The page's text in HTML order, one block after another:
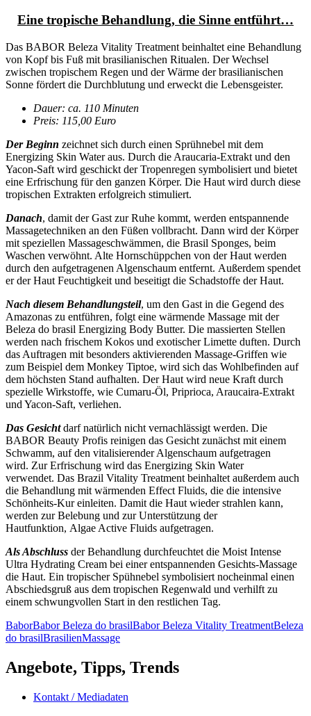
Eine tropische Behandlung, die Sinne entführt…
Das BABOR Beleza Vitality Treatment beinhaltet eine Behandlung
von Kopf bis Fuß mit brasilianischen Ritualen. Der Wechsel
zwischen tropischem Regen und der Wärme der brasilianischen
Sonne fördert die Durchblutung und erweckt die Lebensgeister.
Dauer: ca. 110 Minuten
Preis: 115,00 Euro
Der Beginn zeichnet sich durch einen Sprühnebel mit dem
Energizing Skin Water aus. Durch die Araucaria-Extrakt und den
Yacon-Saft wird geschickt der Tropenregen symbolisiert und bietet
eine Erfrischung für den ganzen Körper. Die Haut wird durch diese
tropischen Extrakten erfolgreich stimuliert.
Danach, damit der Gast zur Ruhe kommt, werden entspannende
Massagetechniken an den Füßen vollbracht. Dann wird der Körper
mit speziellen Massageschwämmen, die Brasil Sponges, beim
Waschen verwöhnt. Alte Hornschüppchen von der Haut werden
durch den aufgetragenen Algenschaum entfernt. Außerdem spendet
er der Haut Feuchtigkeit und beseitigt die Schadstoffe der Haut.
Nach diesem Behandlungsteil, um den Gast in die Gegend des
Amazonas zu entführen, folgt eine wärmende Massage mit der
Beleza do brasil Energizing Body Butter. Die massierten Stellen
werden nach frischem Kokos und exotischer Limette duften. Durch
das Auftragen mit besonders aktivierenden Massage-Griffen wie
zum Beispiel dem Monkey Tiptoe, wird sich das Wohlbefinden auf
dem höchsten Stand aufhalten. Der Haut wird neue Kraft durch
spezielle Wirkstoffe, wie Cumaru-Öl, Priprioca, Araucaira-Extrakt
und Yacon-Saft, verliehen.
Das Gesichtdarf natürlich nicht vernachlässigt werden. Die
BABOR Beauty Profis reinigen das Gesicht zunächst mit einem
Schwamm, auf den vitalisierender Algenschaum aufgetragen
wird. Zur Erfrischung wird das Energizing Skin Water
verwendet. Das Brazil Vitality Treatment beinhaltet außerdem auch
die Behandlung mit wärmenden Effect Fluids, die die intensive
Schönheits-Kur einleiten. Damit die Haut wieder strahlen kann,
werden zur Belebung und zur Unterstützung der
Hautfunktion, Algae Active Fluids aufgetragen.
Als Abschluss der Behandlung durchfeuchtet die Moist Intense
Ultra Hydrating Cream bei einer entspannenden Gesichts-Massage
die Haut. Ein tropischer Spühnebel symbolisiert nocheinmal einen
Abschiedsgruß aus dem tropischen Regenwald und verhilft zu
einem schwungvollen Start in den restlichen Tag.
BaborBabor Beleza do brasilBabor Beleza Vitality TreatmentBeleza
do brasilBrasilienMassage
Angebote, Tipps, Trends
Kontakt / Mediadaten